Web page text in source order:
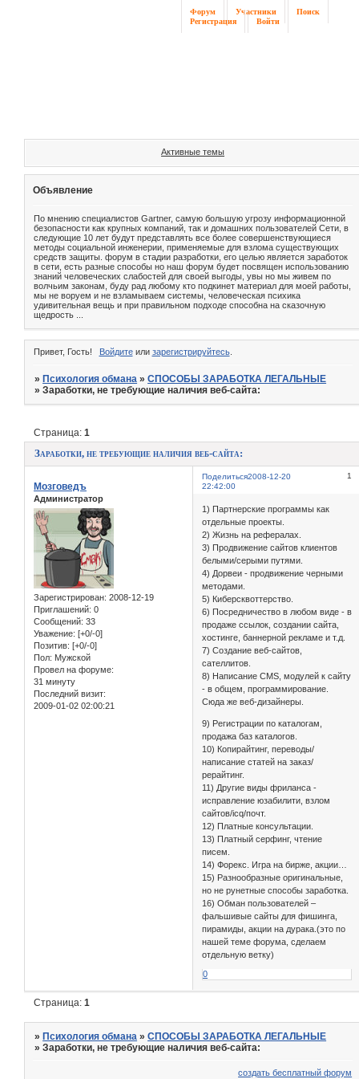
Форум Участники
Поиск
Регистрация
Войти
Активные темы
Объявление
По мнению специалистов Gartner, самую большую угрозу информационной
безопасности как крупных компаний, так и домашних пользователей Сети, в
следующие 10 лет будут представлять все более совершенствующиеся
методы социальной инженерии, применяемые для взлома существующих
средств защиты. форум в стадии разработки, его целью является заработок
в сети, есть разные способы но наш форум будет посвящен использованию
знаний человеческих слабостей для своей выгоды, увы но мы живем по
волчьим законам, буду рад любому кто подкинет материал для моей работы,
мы не воруем и не взламываем системы, человеческая психика
удивительная вещь и при правильном подходе способна на сказочную
щедрость ...
Привет, Гость! Войдитеили зарегистрируйтесь.
» Психология обмана »СПОСОБЫ ЗАРАБОТКА ЛЕГАЛЬНЫЕ
»Заработки, не требующие наличия веб-сайта:
Заработки, не требующие наличия веб-сайта:
Страница:1
Поделиться 1
2008-12-20
22:42:00
Мозговедъ
Администратор
Зарегистрирован: 2008-12-19
Приглашений: 0
Сообщений: 33
Уважение: [+0/-0]
Позитив: [+0/-0]
Пол: Мужской
Провел на форуме:
31 минуту
Последний визит:
2009-01-02 02:00:21
1) Партнерские программы как
отдельные проекты.
2) Жизнь на рефералах.
3) Продвижение сайтов клиентов
белыми/серыми путями.
4) Дорвеи - продвижение черными
методами.
5) Киберсквоттерство.
6) Посредничество в любом виде - в
продаже ссылок, создании сайта,
хостинге, баннерной рекламе и т.д.
7) Создание веб-сайтов,
сателлитов.
8) Написание CMS, модулей к сайту
- в общем, программирование.
Сюда же веб-дизайнеры.
9) Регистрации по каталогам,
продажа баз каталогов.
10) Копирайтинг, переводы/
написание статей на заказ/
рерайтинг.
11) Другие виды фриланса -
исправление юзабилити, взлом
сайтов/icq/почт.
12) Платные консультации.
13) Платный серфинг, чтение
писем.
14) Форекс. Игра на бирже, акции…
15) Разнообразные оригинальные,
но не рунетные способы заработка.
16) Обман пользователей –
фальшивые сайты для фишинга,
пирамиды, акции на дурака.(это по
нашей теме форума, сделаем
отдельную ветку)
0
Страница:1
»Психология обмана »СПОСОБЫ ЗАРАБОТКА ЛЕГАЛЬНЫЕ
»Заработки, не требующие наличия веб-сайта:
создать бесплатный форум